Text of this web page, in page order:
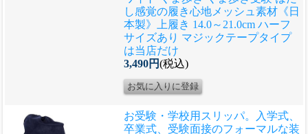
し感覚の履き心地メッシュ素材《日
本製》上履き 14.0～21.0cm ハーフ
サイズあり マジックテープタイプ
は当店だけ
3,490円(税込)
お受験・学校用スリッパ。入学式、
卒業式、受験面接のフォーマルな装